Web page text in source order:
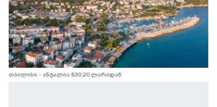
თბილისი - ანტალია 830.20 ლარიდან